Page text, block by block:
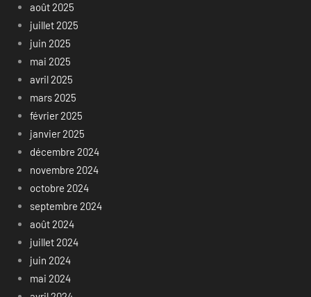
août 2025
juillet 2025
juin 2025
mai 2025
avril 2025
mars 2025
février 2025
janvier 2025
décembre 2024
novembre 2024
octobre 2024
septembre 2024
août 2024
juillet 2024
juin 2024
mai 2024